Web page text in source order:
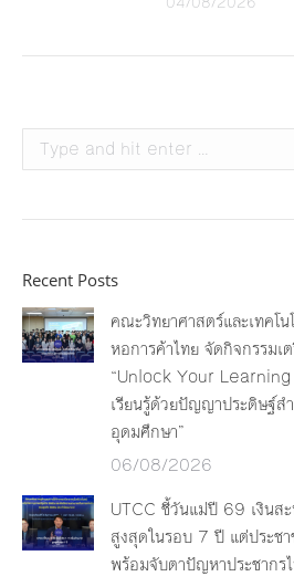
Search:
Recent Posts
คณะวิทยาศาสตร์และเทคโ
หอการค้าไทย จัดกิจกรรมเ
“Unlock Your
เรียนรู้ด้วยปัญญาประดิษฐ์ส
อุดมศึกษา”
06/08/2026
UTCC ชี้วันแม่ปี 69 เงินส
สูงสุดในรอบ 7 ปี แต่ประชา
พร้อมจับตาปัญหาประชากร